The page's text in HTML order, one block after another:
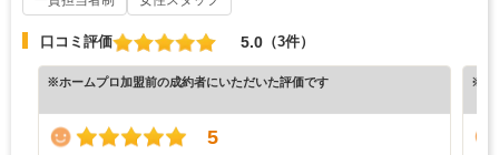
口コミ評価 5.0 （3件）
※ホームプロ加盟前の成約者にいただいた評価です
5
※ホ